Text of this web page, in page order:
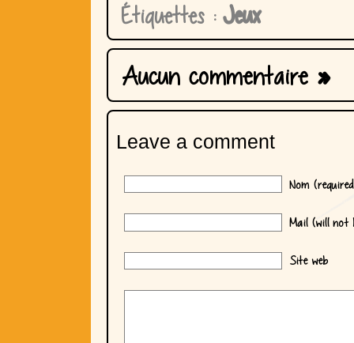
Étiquettes : Jeux
Aucun commentaire »
Leave a comment
Nom (required)
Mail (will not
Site web